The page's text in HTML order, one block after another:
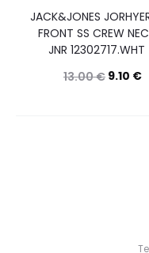
JACK&JONES
FRONT SS CREW
JNR 12302717.WHT
13.00€ 9.10 €